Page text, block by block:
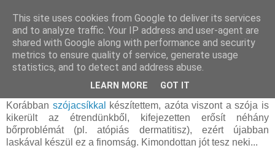
szombat, március 18, 2017
Borsos, borsós "tokány" laskából (vegán
és gluténmentes)
Korábban szójacsíkkal
készítettem, azóta viszont a szója is
kikerült az étrendünkből, kifejezetten erősít néhány
bőrproblémát (pl. atópiás dermatitisz), ezért újabban
laskával készül ez a finomság. Kimondottan jót tesz neki...
This site uses cookies from Google to deliver its services
and to analyze traffic. Your IP address and user-agent are
shared with Google along with performance and security
metrics to ensure quality of service, generate usage
statistics, and to detect and address abuse.
LEARN MORE GOT IT